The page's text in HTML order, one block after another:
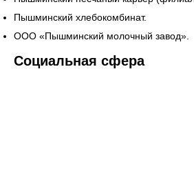
Пышминский хлебокомбинат.
ООО «Пышминский молочный завод».
Социальная сфера